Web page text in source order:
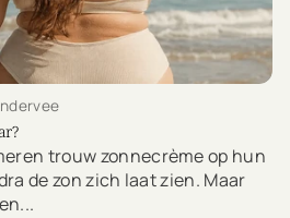
trouw zonnecrème op hun
de zon zich laat zien. Maar